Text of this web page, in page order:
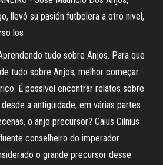
llevó su pasión futbolera a otro nivel,
los
tudo sobre Anjos. Para que
tudo sobre Anjos, melhor começar
É possível encontrar relatos sobre
a antiguidade, em várias partes
o anjo precursor? Caius Cilnius
conselheiro do imperador
o grande precursor desse